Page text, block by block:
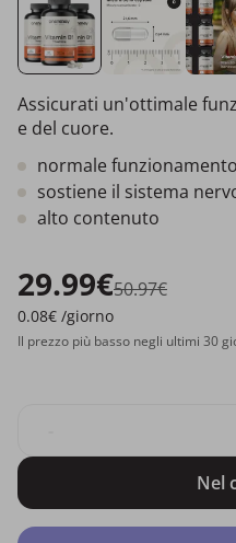
Assicurati un'ottimale
e del cuore.
normale
sostiene il sistema
alto contenuto
29.99€50.97€
0.08€ /giorno
Il prezzo più basso negli ultimi 30
Nel